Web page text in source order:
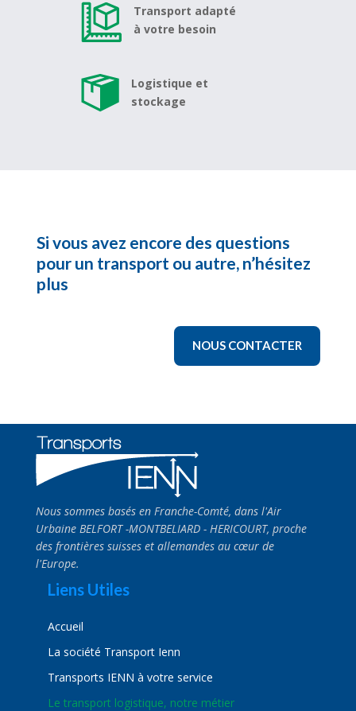
Transport adapté
à votre besoin
Logistique et
stockage
Si vous avez encore des questions
pour un transport ou autre, n’hésitez
plus
NOUS CONTACTER
Nous sommes basés en Franche-Comté, dans l'Air
Urbaine BELFORT -MONTBELIARD - HERICOURT, proche
des frontières suisses et allemandes au cœur de
l'Europe.
Liens Utiles
Accueil
La société Transport Ienn
Transports IENN à votre service
Le transport logistique, notre métier